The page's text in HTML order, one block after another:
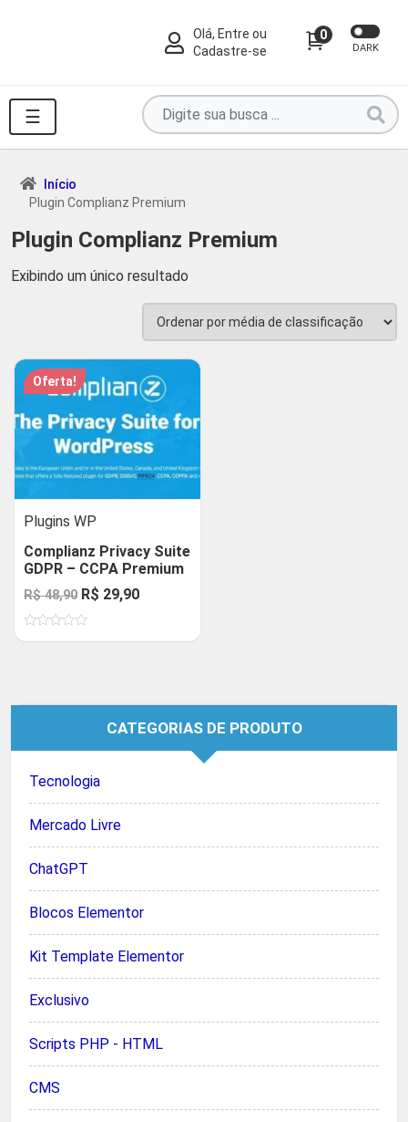
Olá, Entre ou
Cadastre-se
0
DARK
☰
Pesquise
por
produtos
...
Início
Plugin Complianz Premium
Plugin Complianz Premium
Exibindo um único resultado
Oferta!
Plugins WP
Complianz Privacy Suite
GDPR – CCPA Premium
R$48,90 O
preço
original
R$ 29,90O
atual
CATEGORIAS DE PRODUTO
Tecnologia
Mercado Livre
ChatGPT
Blocos Elementor
Kit Template Elementor
Exclusivo
Scripts PHP - HTML
CMS